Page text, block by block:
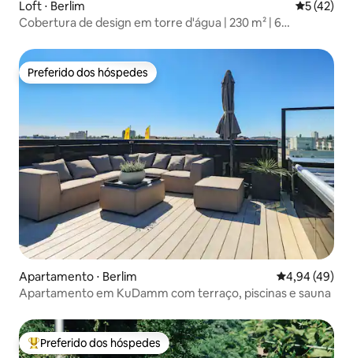
Loft ⋅ Berlim 5 de uma
5 (42)
Cobertura de design em torre d'água | 230 m² | 6
Preferido dos hóspedes
Preferido dos hóspedes
Apartamento ⋅ Berlim 4,94 de uma
4,94 (49)
Apartamento em KuDamm com terraço, piscinas e sauna
Entre os melhores preferidos dos hóspedes
Preferido dos hóspedes